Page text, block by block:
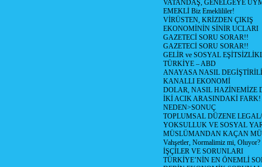
VATANDAŞ, GENELGEYE
EMEKLİ Biz Emeklililer!
VİRÜSTEN, KRİZDEN ÇIKIŞ
EKONOMİNİN SİNİR UCLARI
GAZETECİ SORU SORAR!!
GAZETECİ SORU SORAR!!
GELİR ve SOSYAL
TÜRKİYE – ABD
ANAYASA NASIL
KANALLI EKONOMİ
DOLAR, NASIL HAZİNEMİZE
İKİ ACIK ARASINDAKİ FARK!
NEDEN>SONUÇ
TOPLUMSAL DÜZENE
YOKSULLUK VE SOSYAL
MÜSLÜMANDAN KAÇAN
Vahşetler, Normalimiz mi, Oluyor?
İŞÇİLER VE SORUNLARI
TÜRKİYE’NİN EN ÖNEMLİ